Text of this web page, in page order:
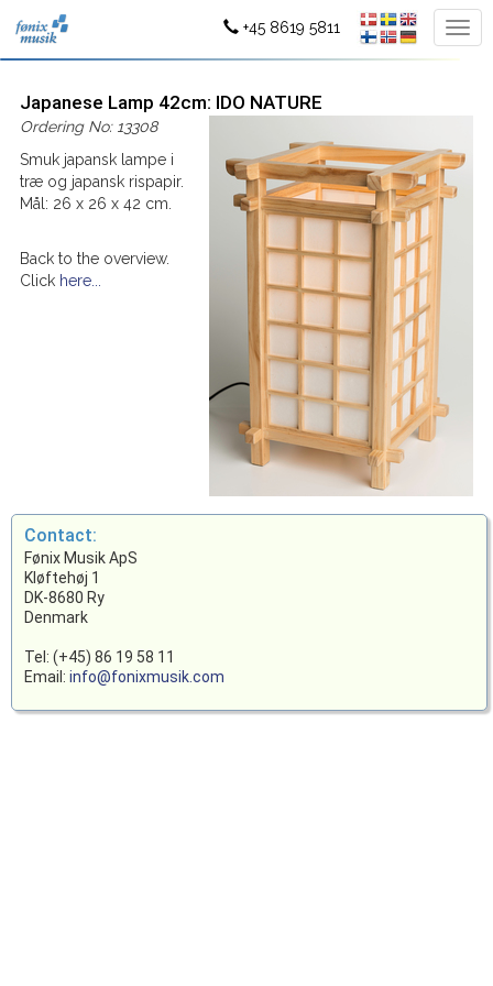
+45 8619 5811
Japanese Lamp 42cm: IDO NATURE
Ordering No: 13308
Smuk japansk lampe i
træ og japansk rispapir.
Mål: 26 x 26 x 42 cm.
Back to the overview.
Click here...
Contact:
Fønix Musik ApS
Kløftehøj 1
DK-8680 Ry
Denmark
Tel: (+45) 86 19 58 11
Email: info@fonixmusik.com